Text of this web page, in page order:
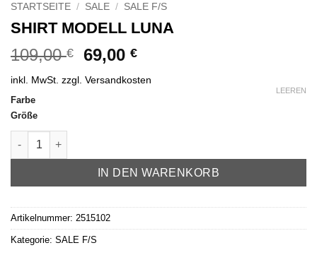
STARTSEITE / SALE / SALE F/S
SHIRT MODELL LUNA
109,00€
Ursprünglicher
war:
69,00€Aktueller
ist:
inkl. MwSt. zzgl. Versandkosten
Farbe
Größe
LEEREN
Shirt Modell Luna Menge
IN DEN WARENKORB
Artikelnummer: 2515102
Kategorie: SALE F/S